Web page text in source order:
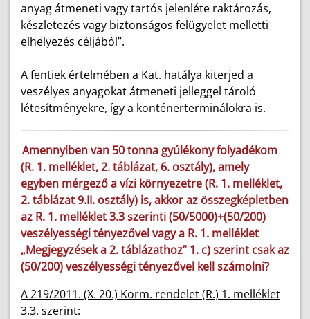
anyag átmeneti vagy tartós jelenléte raktározás,
készletezés vagy biztonságos felügyelet melletti
elhelyezés céljából”.
A fentiek értelmében a Kat. hatálya kiterjed a
veszélyes anyagokat átmeneti jelleggel tároló
létesítményekre, így a konténerterminálokra is.
Amennyiben van 50 tonna gyúlékony folyadékom
(R. 1. melléklet, 2. táblázat, 6. osztály), amely
egyben mérgező a vízi környezetre (R. 1. melléklet,
2. táblázat 9.II. osztály) is, akkor az összegképletben
az R. 1. melléklet 3.3 szerinti (50/5000)+(50/200)
veszélyességi tényezővel vagy a R. 1. melléklet
„Megjegyzések a 2. táblázathoz” 1. c) szerint csak az
(50/200) veszélyességi tényezővel kell számolni?
A 219/2011. (X. 20.) Korm. rendelet (R.) 1. melléklet
3.3. szerint: